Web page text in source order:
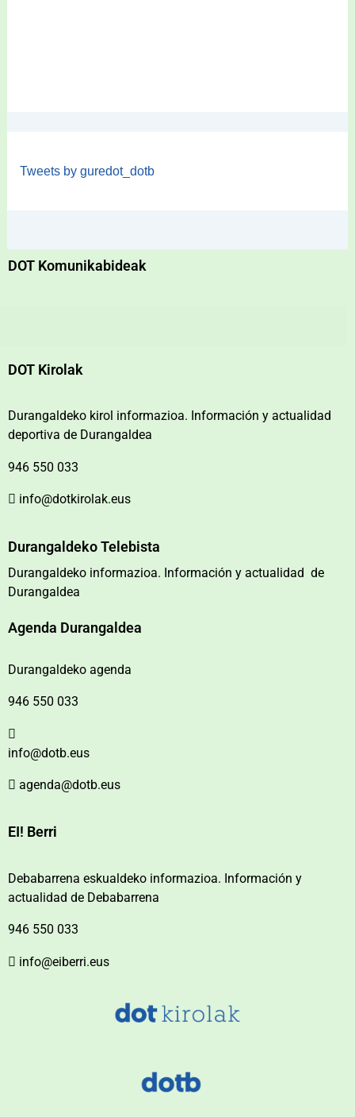
Tweets by guredot_dotb
DOT Komunikabideak
DOT Kirolak
Durangaldeko kirol informazioa. Información y actualidad
deportiva de Durangaldea
946 550 033
info@dotkirolak.eus
Durangaldeko Telebista
Durangaldeko informazioa. Información y actualidad de
Durangaldea
Agenda Durangaldea
Durangaldeko agenda
946 550 033
info@dotb.eus
agenda@dotb.eus
EI! Berri
Debabarrena eskualdeko informazioa. Información y
actualidad de Debabarrena
946 550 033
info@eiberri.eus